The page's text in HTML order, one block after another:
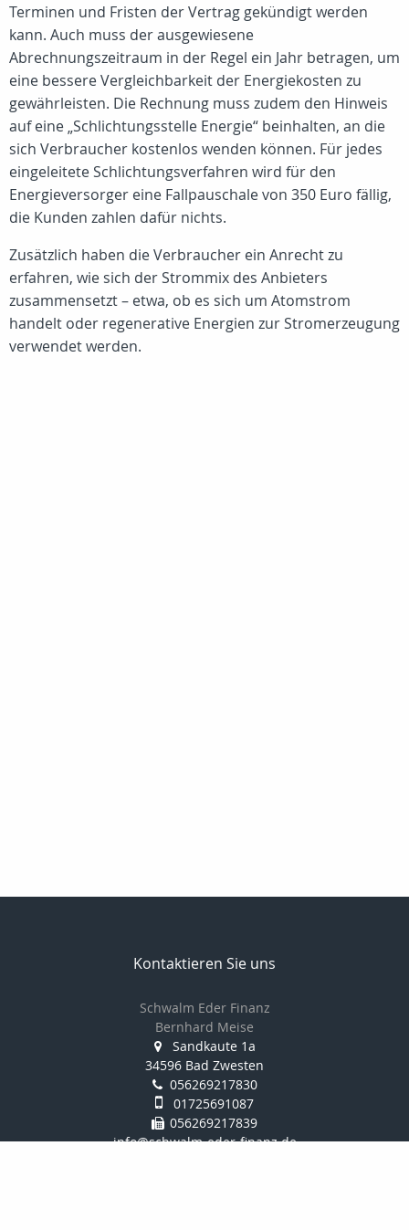
Terminen und Fristen der Vertrag gekündigt werden
kann. Auch muss der ausgewiesene
Abrechnungszeitraum in der Regel ein Jahr betragen, um
eine bessere Vergleichbarkeit der Energiekosten zu
gewährleisten. Die Rechnung muss zudem den Hinweis
auf eine „Schlichtungsstelle Energie“ beinhalten, an die
sich Verbraucher kostenlos wenden können. Für jedes
eingeleitete Schlichtungsverfahren wird für den
Energieversorger eine Fallpauschale von 350 Euro fällig,
die Kunden zahlen dafür nichts.
Zusätzlich haben die Verbraucher ein Anrecht zu
erfahren, wie sich der Strommix des Anbieters
zusammensetzt – etwa, ob es sich um Atomstrom
handelt oder regenerative Energien zur Stromerzeugung
verwendet werden.
Kontaktieren Sie uns
Schwalm Eder Finanz
Bernhard Meise
Sandkaute 1a
34596 Bad Zwesten
056269217830
01725691087
056269217839
info@schwalm-eder-finanz.de